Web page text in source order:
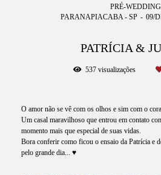
PRÉ-WEDDING
PARANAPIACABA - SP
09/
PATRÍCIA &
537 visualizações
O amor não se vê com os olhos e sim com o
Um casal maravilhoso que entrou em contato
momento mais que especial de suas vidas.
Bora conferir como ficou o ensaio da Patrícia e
pelo grande dia... ♥